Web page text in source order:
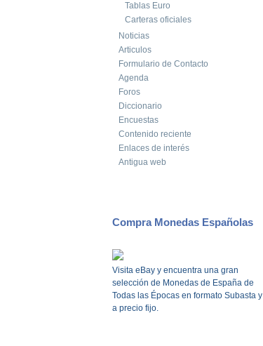
Tablas Euro
Carteras oficiales
Noticias
Articulos
Formulario de Contacto
Agenda
Foros
Diccionario
Encuestas
Contenido reciente
Enlaces de interés
Antigua web
Compra Monedas Españolas
Visita eBay y encuentra una gran
selección de Monedas de España de
Todas las Épocas en formato Subasta y
a precio fijo.